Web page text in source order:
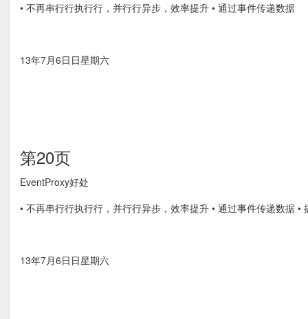
• 不再串⾏行执⾏行，并⾏行异步，效率提升 • 通过事件传递数据
13年7月6⽇日星期六
第20页
EventProxy好处
• 不再串⾏行执⾏行，并⾏行异步，效率提升 • 通过事件传递数据 •
13年7月6⽇日星期六